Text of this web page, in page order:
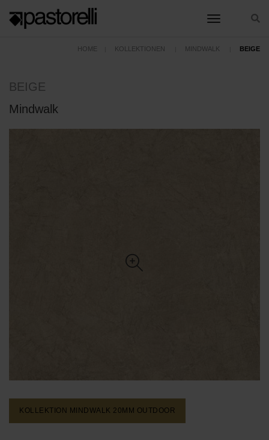
toggle
HOME KOLLEKTIONEN MINDWALK BEIGE
BEIGE
Mindwalk
KOLLEKTION MINDWALK 20MM OUTDOOR